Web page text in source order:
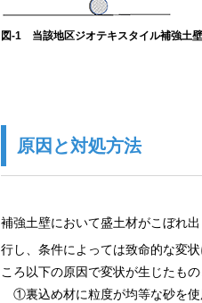
図-1 当該地区ジオテキスタイル補強土壁
原因と対処方法
補強土壁において盛土材がこぼれ
行し、条件によっては致命的な変
ころ以下の原因で変状が生じたもの
①裏込め材に粒度が均等な砂を